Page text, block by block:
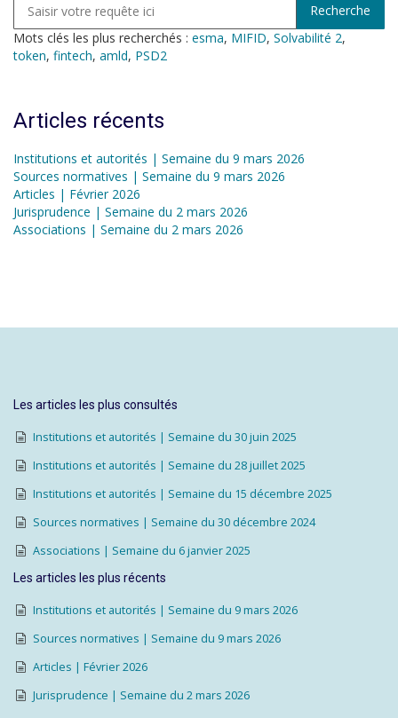
Mots clés les plus recherchés : esma, MIFID, Solvabilité 2,
token, fintech, amld, PSD2
Articles récents
Institutions et autorités | Semaine du 9 mars 2026
Sources normatives | Semaine du 9 mars 2026
Articles | Février 2026
Jurisprudence | Semaine du 2 mars 2026
Associations | Semaine du 2 mars 2026
Les articles les plus consultés
Institutions et autorités | Semaine du 30 juin 2025
Institutions et autorités | Semaine du 28 juillet 2025
Institutions et autorités | Semaine du 15 décembre 2025
Sources normatives | Semaine du 30 décembre 2024
Associations | Semaine du 6 janvier 2025
Les articles les plus récents
Institutions et autorités | Semaine du 9 mars 2026
Sources normatives | Semaine du 9 mars 2026
Articles | Février 2026
Jurisprudence | Semaine du 2 mars 2026